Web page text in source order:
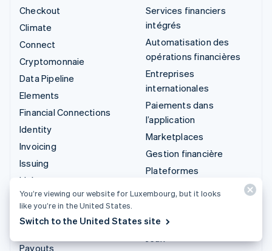
Checkout
Climate
Connect
Cryptomonnaie
Data Pipeline
Elements
Financial Connections
Identity
Invoicing
Issuing
Link
Managed Payments
Liens de paiement
Payouts
Services financiers
intégrés
Automatisation des
opérations financières
Entreprises
internationales
Paiements dans
l’application
Marketplaces
Gestion financière
Plateformes
Économie des créateurs
You’re viewing our website for Luxembourg, but it looks
like you’re in the United States.
Switch to the United States site